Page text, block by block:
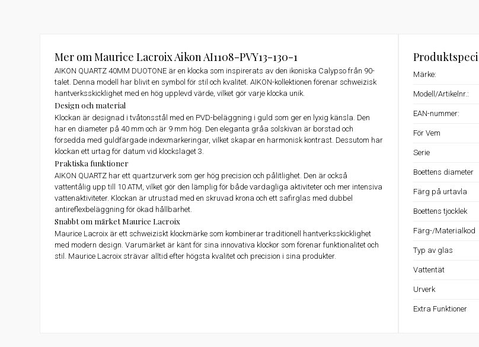
Mer om Maurice Lacroix Aikon AI1108-PVY13-130-1
AIKON QUARTZ 40MM DUOTONE är en klocka som inspirerats av den ikoniska Calypso från 90-
talet. Denna modell har blivit en symbol för stil och kvalitet. AIKON-kollektionen förenar schweizisk
hantverksskicklighet med en hög upplevd värde, vilket gör varje klocka unik.
Design och material
Klockan är designad i tvåtonsstål med en PVD-beläggning i guld som ger en lyxig känsla. Den
har en diameter på 40 mm och är 9 mm hög. Den eleganta gråa solskivan är borstad och
försedda med guldfärgade indexmarkeringar, vilket skapar en harmonisk kontrast. Dessutom har
klockan ett urtag för datum vid klockslaget 3.
Praktiska funktioner
AIKON QUARTZ har ett quartzurverk som ger hög precision och pålitlighet. Den är också
vattentålig upp till 10 ATM, vilket gör den lämplig för både vardagliga aktiviteter och mer intensiva
vattenaktiviteter. Klockan är utrustad med en skruvad krona och ett safirglas med dubbel
antireflexbeläggning för ökad hållbarhet.
Snabbt om märket Maurice Lacroix
Maurice Lacroix är ett schweiziskt klockmärke som kombinerar traditionell hantverksskicklighet
med modern design. Varumärket är känt för sina innovativa klockor som förenar funktionalitet och
stil. Maurice Lacroix strävar alltid efter högsta kvalitet och precision i sina produkter.
Märke:
Modell/Artikelnr.:
EAN-nummer:
För Vem
Serie
Boettens diameter
Färg på urtavla
Boettens tjocklek
Färg-/Materialkod
Typ av glas
Vattentät
Urverk
Extra Funktioner